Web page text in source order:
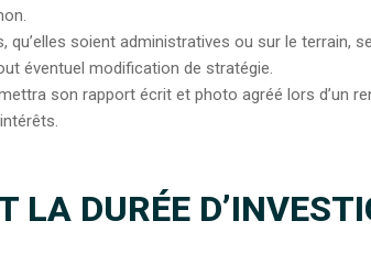
qu’elles soient administratives ou sur le
éventuel modification de stratégie.
son rapport écrit et photo agréé lors d’un
LA DURÉE